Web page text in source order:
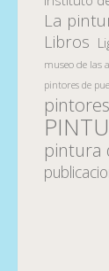
La
Libros
museo de las
pintores de
pintura